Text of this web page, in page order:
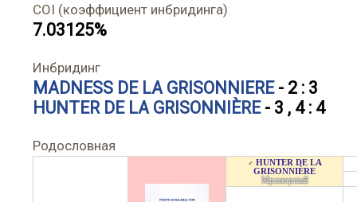
COI (коэффициент инбридинга)
7.03125%
Инбридинг
MADNESS DE LA GRISONNIERE - 2 : 3
HUNTER DE LA GRISONNIÈRE- 3 , 4 : 4
Родословная
♂ HUNTER DE LA
GRISONNIÈRE
Мраморный